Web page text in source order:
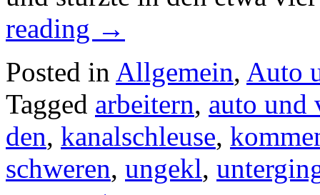
reading →
Posted in Allgemein, Auto
Tagged arbeitern, auto und
den, kanalschleuse,
schweren, ungekl,